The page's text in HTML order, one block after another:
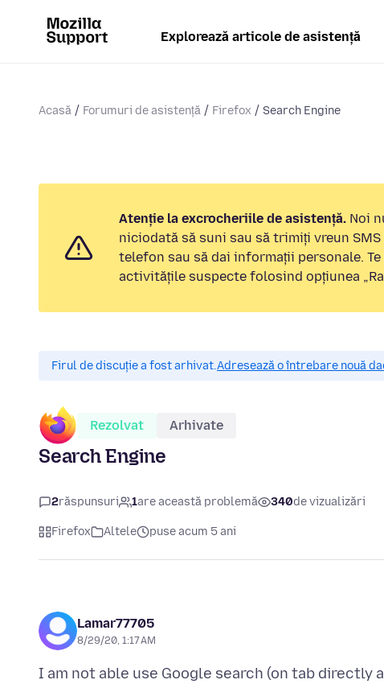
Explorează articole de asistență
Acasă Forumuri de asistență Firefox Search Engine
Atenție la excrocheriile de asistență. Noi
niciodată să suni sau să trimiți vreun
telefon sau să dai informații personale.
activitățile suspecte folosind opțiunea
Firul de discuție a fost arhivat.Adresează o întrebare nouă
Rezolvat Arhivate
Search Engine
2răspunsuri 1are această problemă 340de vizualizări
Firefox Altele puse acum 5 ani
Lamar77705
8/29/20, 1:17 AM
I am not able use Google search (on tab directly